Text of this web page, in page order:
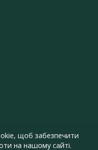
щоб забезпечити
на нашому сайті.